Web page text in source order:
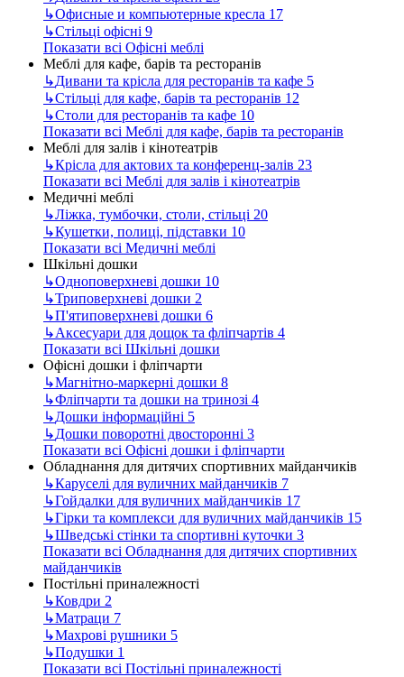
↳Офисные и компьютерные кресла 17
↳Стільці офісні 9
Показати всі Офісні меблі
Меблі для кафе, барів та ресторанів
↳Дивани та крісла для ресторанів та кафе 5
↳Стільці для кафе, барів та ресторанів 12
↳Столи для ресторанів та кафе 10
Показати всі Меблі для кафе, барів та ресторанів
Меблі для залів і кінотеатрів
↳Крісла для актових та конференц-залів 23
Показати всі Меблі для залів і кінотеатрів
Медичні меблі
↳Ліжка, тумбочки, столи, стільці 20
↳Кушетки, полиці, підставки 10
Показати всі Медичні меблі
Шкільні дошки
↳Одноповерхневі дошки 10
↳Триповерхневі дошки 2
↳П'ятиповерхневі дошки 6
↳Аксесуари для дощок та фліпчартів 4
Показати всі Шкільні дошки
Офісні дошки і фліпчарти
↳Магнітно-маркерні дошки 8
↳Фліпчарти та дошки на тринозі 4
↳Дошки інформаційні 5
↳Дошки поворотні двосторонні 3
Показати всі Офісні дошки і фліпчарти
Обладнання для дитячих спортивних майданчиків
↳Каруселі для вуличних майданчиків 7
↳Гойдалки для вуличних майданчиків 17
↳Гірки та комплекси для вуличних майданчиків 15
↳Шведські стінки та спортивні куточки 3
Показати всі Обладнання для дитячих спортивних
майданчиків
Постільні приналежності
↳Ковдри 2
↳Матраци 7
↳Махрові рушники 5
↳Подушки 1
Показати всі Постільні приналежності